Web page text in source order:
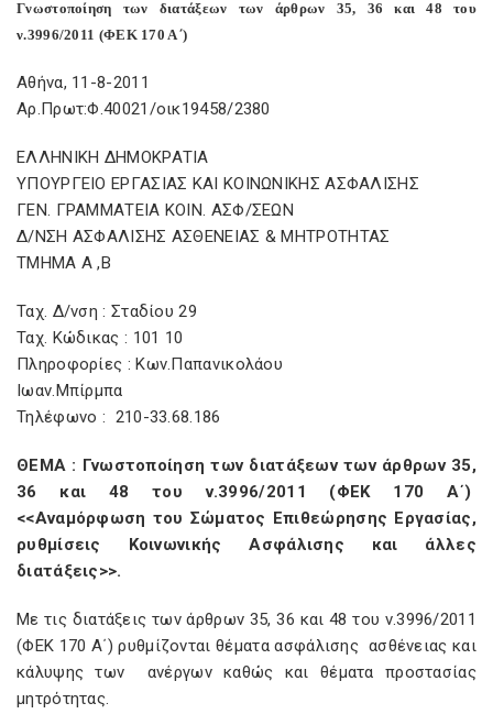
Γνωστοποίηση των διατάξεων των άρθρων 35, 36 και 48 του
ν.3996/2011 (ΦΕΚ 170 Α΄)
Αθήνα, 11-8-2011
Αρ.Πρωτ:Φ.40021/οικ19458/2380
ΕΛΛΗΝΙΚΗ ΔΗΜΟΚΡΑΤΙΑ
ΥΠΟΥΡΓΕΙΟ ΕΡΓΑΣΙΑΣ ΚΑΙ ΚΟΙΝΩΝΙΚΗΣ ΑΣΦΑΛΙΣΗΣ
ΓΕΝ. ΓΡΑΜΜΑΤΕΙΑ ΚΟΙΝ. ΑΣΦ/ΣΕΩΝ
Δ/ΝΣΗ ΑΣΦΑΛΙΣΗΣ ΑΣΘΕΝΕΙΑΣ & ΜΗΤΡΟΤΗΤΑΣ
ΤΜΗΜΑ Α ,Β
Ταχ. Δ/νση : Σταδίου 29
Ταχ. Κώδικας : 101 10
Πληροφορίες : Κων.Παπανικολάου
Ιωαν.Μπίρμπα
Τηλέφωνο : 210-33.68.186
ΘΕΜΑ : Γνωστοποίηση των διατάξεων των άρθρων 35,
36 και 48 του ν.3996/2011 (ΦΕΚ 170 Α΄)
<<Αναμόρφωση του Σώματος Επιθεώρησης Εργασίας,
ρυθμίσεις Κοινωνικής Ασφάλισης και άλλες
διατάξεις>>.
Με τις διατάξεις των άρθρων 35, 36 και 48 του ν.3996/2011
(ΦΕΚ 170 Α΄) ρυθμίζονται θέματα ασφάλισης ασθένειας και
κάλυψης των ανέργων καθώς και θέματα προστασίας
μητρότητας.